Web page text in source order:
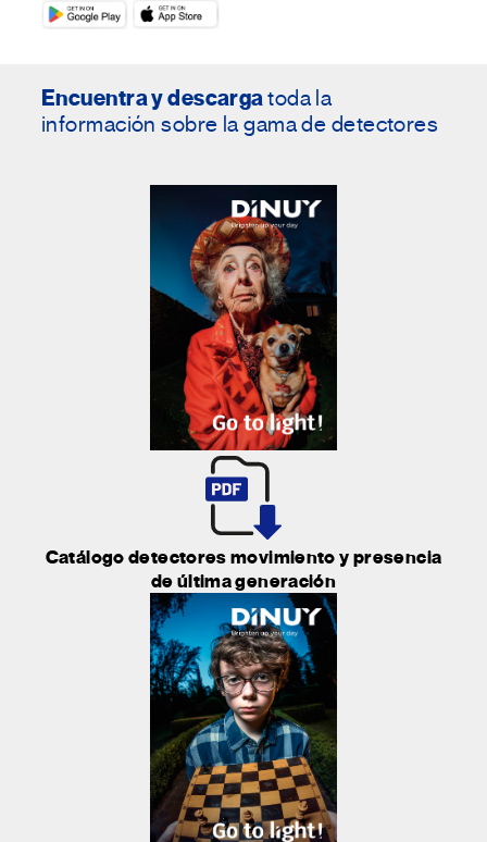
Encuentra y descargatoda la
información sobre la gama de detectores
Catálogo detectores movimiento y presencia
de última generación